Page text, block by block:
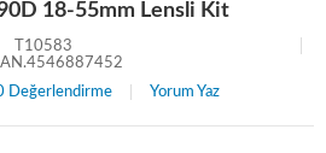
18-55mm Lensli Kit
T10583
Değerlendirme
Yorum Yaz